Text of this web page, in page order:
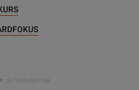
av WonderFour